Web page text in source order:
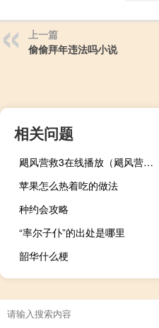
上一篇
偷偷拜年违法吗小说
相关问题
飓风营救3在线播放（飓风营救3在线观看）
苹果怎么热着吃的做法
种约会攻略
“率尔子仆”的出处是哪里
韶华什么梗